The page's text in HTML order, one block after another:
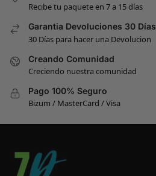
Recibe tu paquete en 7 a 15 días
Garantia Devoluciones 30 Días
30 Días para hacer una Devolucion
Creando Comunidad
Creciendo nuestra comunidad
Pago 100% Seguro
Bizum / MasterCard / Visa